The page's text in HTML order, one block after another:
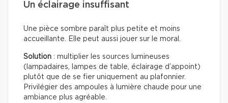
Un éclairage insuffisant
Une pièce sombre paraît plus petite et moins
accueillante. Elle peut aussi jouer sur le moral.
Solution : multiplier les sources lumineuses
(lampadaires, lampes de table, éclairage d’appoint)
plutôt que de se fier uniquement au plafonnier.
Privilégier des ampoules à lumière chaude pour une
ambiance plus agréable.